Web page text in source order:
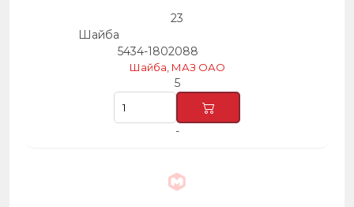
23
Шайба
5434-1802088
Шайба, МАЗ ОАО
5
-